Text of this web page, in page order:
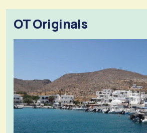
OT Originals